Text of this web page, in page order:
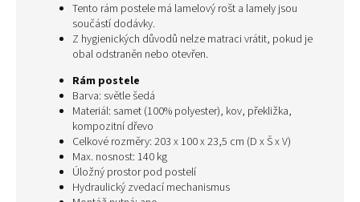
Tento rám postele má lamelový rošt a lamely jsou
součástí dodávky.
Z hygienických důvodů nelze matraci vrátit, pokud je
obal odstraněn nebo otevřen.
Rám postele
Barva: světle šedá
Materiál: samet (100% polyester), kov, překližka,
kompozitní dřevo
Celkové rozměry: 203 x 100 x 23,5 cm (D x Š x V)
Max. nosnost: 140 kg
Úložný prostor pod postelí
Hydraulický zvedací mechanismus